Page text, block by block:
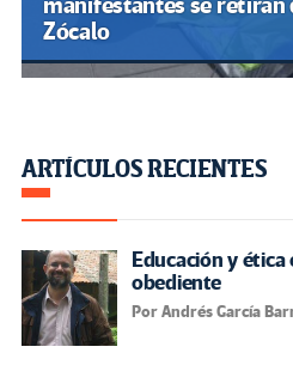
Zócalo
ARTÍCULOS RECIENTES
Educación y
obediente
Por Andrés García